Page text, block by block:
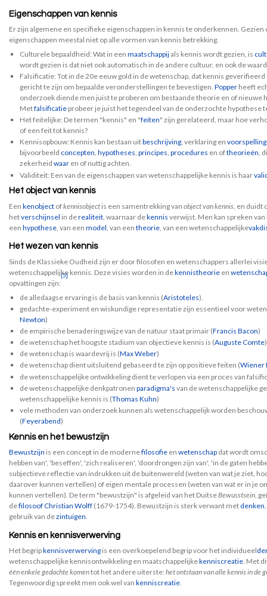
Eigenschappen van kennis
Er zijn algemene en specifieke eigenschappen in kennis te onderkennen.
eigenschappen meestal niet op alle vormen van kennis betrekking.
Culturele bepaaldheid: Wat in een maatschappijals kennis wordt gezien, is
wordt gezien is dat niet ook automatisch in de andere cultuur, en ook de
Falsificatie: Tot in de 20e eeuw gold in de wetenschap, dat kennis
gericht te zijn om bepaalde veronderstellingen te bevestigen. Popper heeft
onderzoek diende men juist te proberen om bestaande theorie en of nieuwe
Metfalsificatie probeer je juist het tegendeel van de onderzochte hypothese
Het feitelijke: De termen "kennis" en "feiten" zijn gerelateerd, maar hoe
of een feit tot kennis?
Kennisopbouw: Kennis kan bestaan uitbeschrijving, verklaring en voorspelling
bijvoorbeeld concepten, hypotheses, principes, procedures en oftheorieën,
zekerheid waar en of nuttig achten.
Validiteit: Een van de eigenschappen van wetenschappelijke kennis is haar
Het object van kennis
Een kenobject ofkennisobject is een samentrekking van object van kennis , en duidt
hetverschijnsel in derealiteit , waarnaar dekennis verwijst. Men kan spreken
een hypothese , van een model , van een theorie , van een wetenschappelijke
Het wezen van kennis
Sinds de Klassieke Oudheid zijn er door filosofen en wetenschappers allerlei
wetenschappelijke kennis. Deze visies worden in dekennistheorie en
opvattingen zijn:
[5]
de alledaagse ervaring is de basis van kennis (Aristoteles).
gedachte-experiment en wiskundige representatie zijn essentieel voor
Newton)
de empirische benaderingswijze van de natuur staat primair (Francis Bacon)
de wetenschap het hoogste stadium van objectieve kennis is (Auguste Comte)
de wetenschap is waardevrij is (Max Weber)
de wetenschap dient uitsluitend gebaseerd te zijn op positieve feiten (Wiener
de wetenschappelijke ontwikkeling dient te verlopen via een proces van
de wetenschappelijke denkpatronen paradigma's van de wetenschappelijke
wetenschappelijke kennis is (Thomas Kuhn)
vele methoden van onderzoek kunnen als wetenschappelijk worden
(Feyerabend)
Kennis en het bewustzijn
Bewustzijn is een concept in de modernefilosofie en wetenschap dat wordt
hebben van', 'beseffen', 'zich realiseren', 'doordrongen zijn van', 'in de gaten
subjectieve reflectie van indrukken uit de buitenwereld (weten van wat je ziet,
daarover kunnen vertellen) of eigen mentale processen (weten van wat er in je
kunnen vertellen). De term "bewustzijn" is afgeleid van het DuitseBewusstsein,
defilosoofChristian Wolff (1679-1754). Bewustzijn is sterk verwant met denken,
gebruik van dezintuigen.
Kennis en kennisverwerving
Het begripkennisverwerving is een overkoepelend begrip voor het individueel
wetenschappelijke kennisontwikkeling en maatschappelijkekenniscreatie . Met
één enkele gedachte komentot het andere uiterste: het ontstaan van alle kennis in de
Tegenwoordig spreekt men ook wel van kenniscreatie